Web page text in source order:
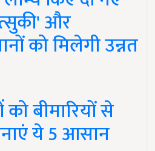
और
को मिलेगी उन्नत
बीमारियों से
ये 5 आसान